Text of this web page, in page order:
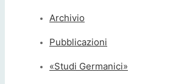
Archivio
Pubblicazioni
«Studi Germanici»